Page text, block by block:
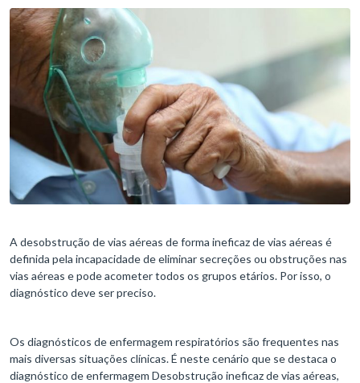
A desobstrução de vias aéreas de forma ineficaz de vias aéreas é
definida pela incapacidade de eliminar secreções ou obstruções nas
vias aéreas e pode acometer todos os grupos etários. Por isso, o
diagnóstico deve ser preciso.
Os diagnósticos de enfermagem respiratórios são frequentes nas
mais diversas situações clínicas. É neste cenário que se destaca o
diagnóstico de enfermagem Desobstrução ineficaz de vias aéreas,